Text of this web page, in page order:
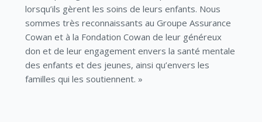
lorsqu’ils gèrent les soins de leurs enfants. Nous
sommes très reconnaissants au Groupe Assurance
Cowan et à la Fondation Cowan de leur généreux
don et de leur engagement envers la santé mentale
des enfants et des jeunes, ainsi qu’envers les
familles qui les soutiennent. »